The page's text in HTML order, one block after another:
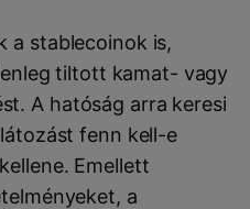
a stablecoinok is,
tiltott kamat- vagy
A hatóság arra keresi
fenn kell-e
Emellett
a